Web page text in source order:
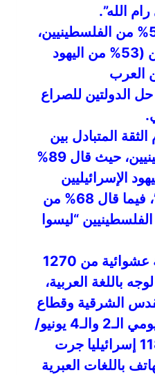
الله”.
وأظهرت النتائج، أن 51% من الفلسطينيين،
و59% من الإسرائيليين (53% من اليهود
و87% من العرب
حل الدولتين للصراع
الثقة المتبادل بين
الإسرائيليين والفلسطينيين، حيث قال 89%
الإسرائيليين
“ليسوا جديرين بالثقة”، فيما قال 68% من
الفلسطينيين “ليسوا
وشمل الاستطلاع عينة عشوائية من 1270
باللغة العربية،
الشرقية وقطاع
غزة، خلال الفترة بين يومي الـ2 والـ4 يونيو/
حزيران الماضي، و1184 إسرائيليا جرت
باللغات العبرية